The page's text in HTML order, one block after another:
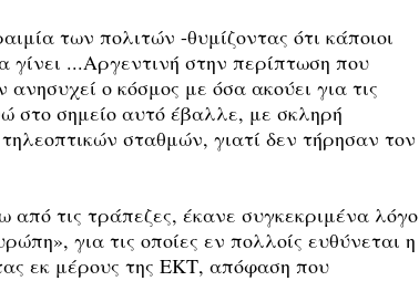
των πολιτών -θυμίζοντας ότι κάποιοι
...Αργεντινή στην περίπτωση που
ο κόσμος με όσα ακούει για τις
στο σημείο αυτό έβαλλε, με σκληρή
σταθμών, γιατί δεν τήρησαν τον
από τις τράπεζες, έκανε συγκεκριμένα λόγο
για τις οποίες εν πολλοίς ευθύνεται η
εκ μέρους της ΕΚΤ, απόφαση που